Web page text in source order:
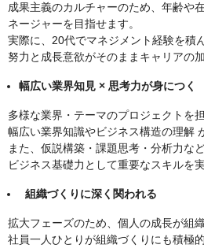
成果主義のカルチャーのため、年齢や
ネージャーを目指せます。
実際に、20代でマネジメント経験を積
努力と成長意欲がそのままキャリアの
幅広い業界知見 × 思考力が身につく
多様な業界・テーマのプロジェクトを
幅広い業界知識やビジネス構造の理解
また、仮説構築・課題思考・分析力など
ビジネス基礎力として重要なスキルを
組織づくりに深く関われる
拡大フェーズのため、個人の成長が組
社員一人ひとりが組織づくりにも積極